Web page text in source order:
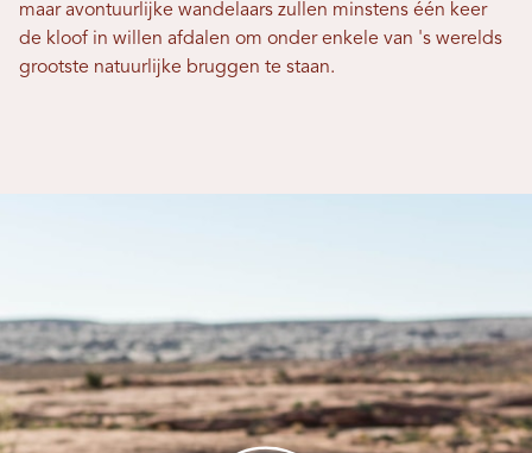
maar avontuurlijke wandelaars zullen minstens één keer
de kloof in willen afdalen om onder enkele van 's werelds
grootste natuurlijke bruggen te staan.